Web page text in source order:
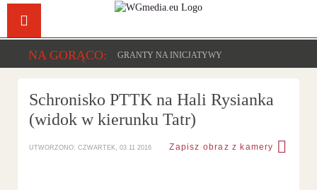
NA GORĄCO: GRANTY NA INICJATYWY
Schronisko PTTK na Hali Rysianka
(widok w kierunku Tatr)
UTWORZONO: CZWARTEK, 03 11 2016 Zapisz obraz z kamery